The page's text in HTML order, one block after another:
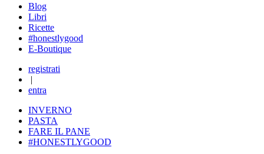
Blog
Libri
Ricette
#honestlygood
E-Boutique
registrati
|
entra
INVERNO
PASTA
FARE IL PANE
#HONESTLYGOOD